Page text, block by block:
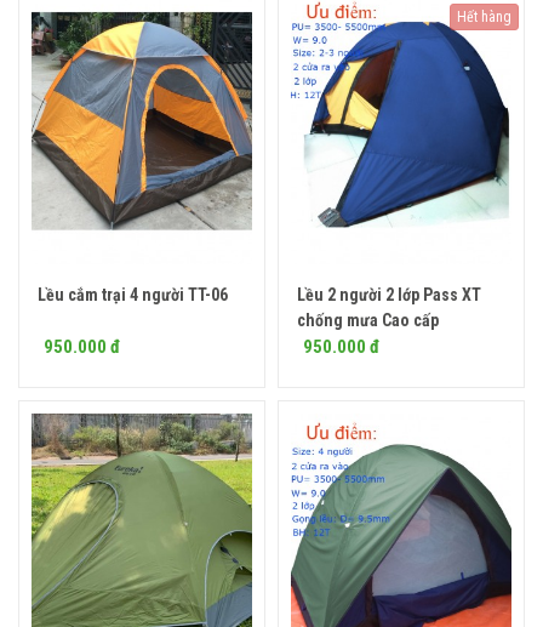
Mua ngay
Lều cắm trại 4 người TT-06
950.000 đ
Lều 2 người 2 lớp Pass XT
chống mưa Cao cấp
950.000 đ
Hết hàng